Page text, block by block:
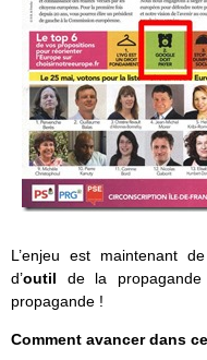
L’enjeu est maintenant
d’outil de la
propagande !
Comment avancer dans